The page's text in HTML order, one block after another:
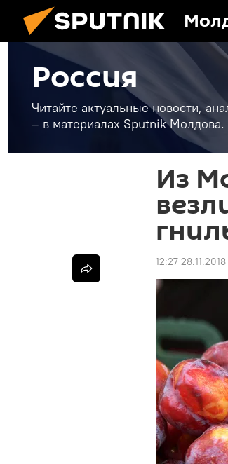
Россия
Читайте актуальные новости,
– в материалах Sputnik Молдова.
Из
12:27 28.11.2018